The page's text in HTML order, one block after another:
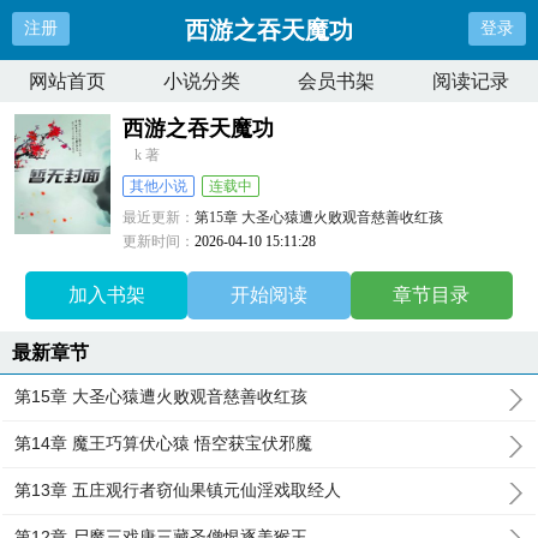
注册 西游之吞天魔功 登录
网站首页 小说分类 会员书架 阅读记录
西游之吞天魔功
k 著
其他小说
连载中
最近更新：第15章 大圣心猿遭火败观音慈善收红孩
更新时间：2026-04-10 15:11:28
加入书架 开始阅读 章节目录
最新章节
第15章 大圣心猿遭火败观音慈善收红孩
第14章 魔王巧算伏心猿 悟空获宝伏邪魔
第13章 五庄观行者窃仙果镇元仙淫戏取经人